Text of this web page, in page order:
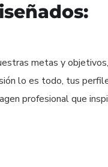
metas y
lo es todo, tus
profesional que